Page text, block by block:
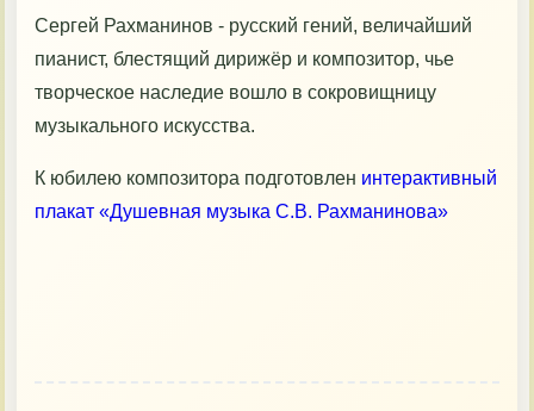
Контакты
Сергей Рахманинов - русский гений, величайший
пианист, блестящий дирижёр и композитор, чье
творческое наследие вошло в сокровищницу
музыкального искусства.
К юбилею композитора подготовлен интерактивный
плакат «Душевная музыка С.В. Рахманинова»